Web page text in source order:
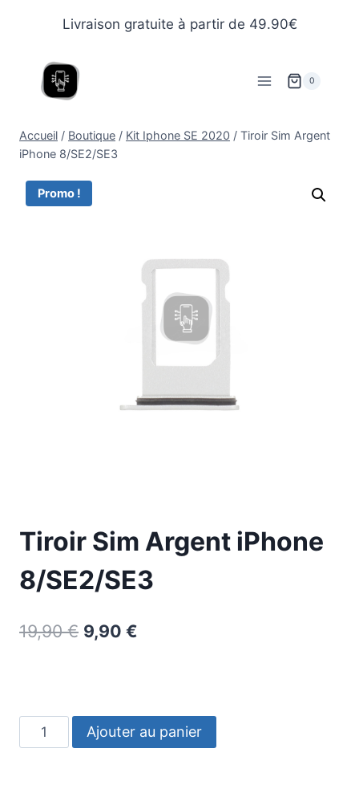
Livraison gratuite à partir de 49.90€
0
Accueil / Boutique / Kit Iphone SE 2020 / Tiroir Sim Argent
iPhone 8/SE2/SE3
Promo !
Tiroir Sim Argent iPhone
8/SE2/SE3
19,90€ 9,90 €
Ajouter au panier